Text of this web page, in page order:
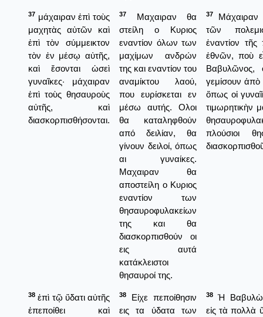
37 μάχαιραν ἐπὶ τοὺς
μαχητὰς αὐτῶν καὶ
ἐπὶ τὸν σύμμεικτον
τὸν ἐν μέσῳ αὐτῆς,
καὶ ἔσονται ὡσεὶ
γυναῖκες· μάχαιραν
ἐπὶ τοὺς θησαυροὺς
αὐτῆς, καὶ
διασκορπισθήσονται.
37
Μαχαιραν θα
στείλη ο Κυριος
εναντίον όλων των
μαχίμων ανδρών
της και εναντίον του
αναμίκτου λαού,
που ευρίσκεται εν
μέσω αυτής. Ολοι
θα καταληφθούν
από δειλίαν, θα
γίνουν δειλοί, όπως
αι γυναίκες.
Μαχαιραν θα
αποστείλη ο Κυριος
εναντίον των
θησαυροφυλακείων
της και θα
διασκορπισθούν οι
εις αυτά
κατάκλειστοι
θησαυροί της.
37
Μάχαιραν
τῶν
ἐναντίον
ἐθνῶν, ποὺ
Βαβυλῶνος,
γεμίσουν ἀπὸ
ὅπως οἱ
τιμωρητικὴν
πλούσιοι
38 ἐπὶ τῷ ὕδατι αὐτῆς
ἐπεποίθει καὶ
38
Είχε πεποίθησιν
εις τα ύδατα των
38
Ἡ Βαβυλὼν
εἰς τὰ πολλὰ